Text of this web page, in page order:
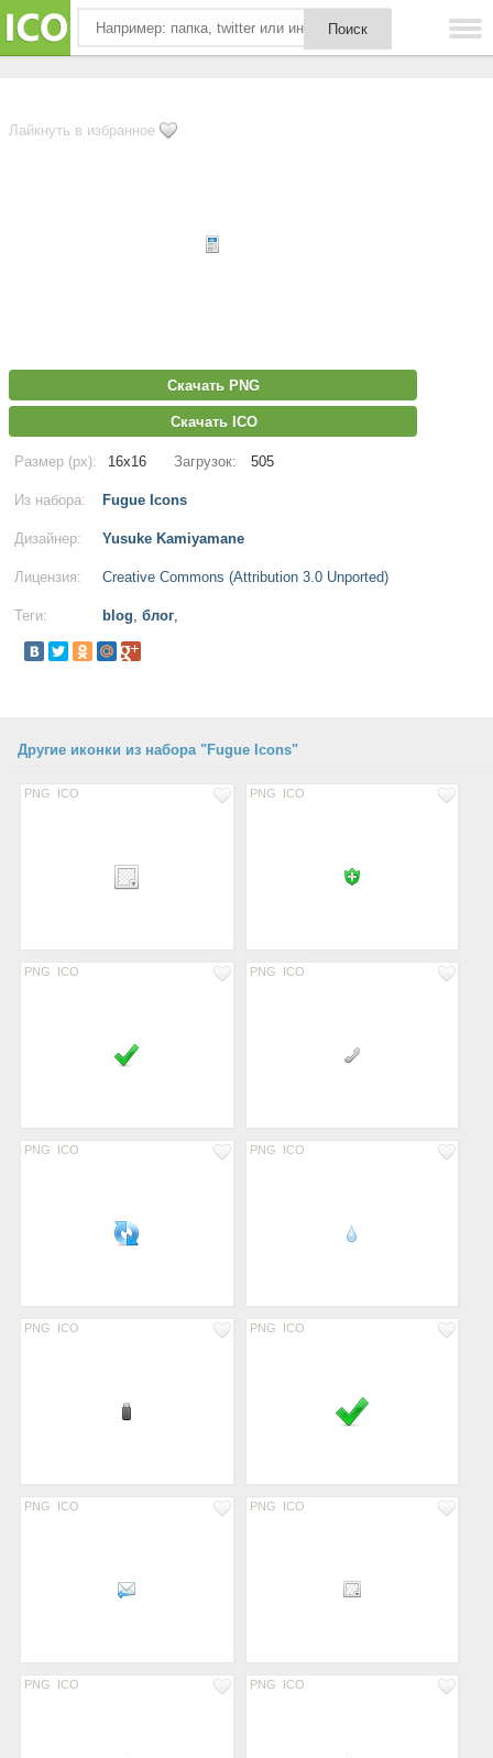
Лайкнуть в избранное
Скачать PNG
Скачать ICO
Размер (px): 16x16 Загрузок: 505
Из набора: Fugue Icons
Дизайнер: Yusuke Kamiyamane
Лицензия: Creative Commons (Attribution 3.0 Unported)
Теги: blog, блог,
Другие иконки из набора "Fugue Icons"
PNG ICO PNG ICO
PNG ICO PNG ICO
PNG ICO PNG ICO
PNG ICO PNG ICO
PNG ICO PNG ICO
PNG ICO PNG ICO